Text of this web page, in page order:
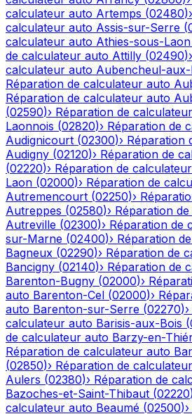
calculateur auto Artemps (02480)›
calculateur auto Assis-sur-Serre (
calculateur auto Athies-sous-Laon
de calculateur auto Attilly (02490)›
calculateur auto Aubencheul-aux-
Réparation de calculateur auto
Réparation de calculateur auto
(02590)› Réparation de
Laonnois (02820)› Réparation de
Audignicourt (02300)› Réparation
Audigny (02120)› Réparation de
(02220)› Réparation de
Laon (02000)› Réparation de
Autremencourt (02250)›
Autreppes (02580)› Réparation
Autreville (02300)› Réparation de
sur-Marne (02400)› Réparation
Bagneux (02290)› Réparation de
Bancigny (02140)› Réparation de
Barenton-Bugny (02000)›
auto Barenton-Cel (02000)›
auto Barenton-sur-Serre (02270)›
calculateur auto Barisis-aux-Bois (
de calculateur auto Barzy-en-
Réparation de calculateur auto
(02850)› Réparation de
Aulers (02380)› Réparation de
Bazoches-et-Saint-Thibaut (02220
calculateur auto Beaumé (02500)›